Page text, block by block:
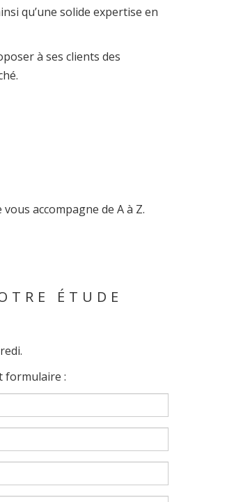
qu’une solide expertise en
à ses clients des
accompagne de A à Z.
ÉTUDE
formulaire :